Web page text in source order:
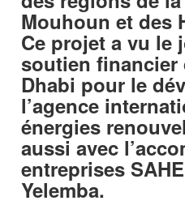
Mouhoun et des
Ce projet a vu le
soutien financier
Dhabi pour le
l’agence
énergies
aussi avec
entreprises
Yelemba.